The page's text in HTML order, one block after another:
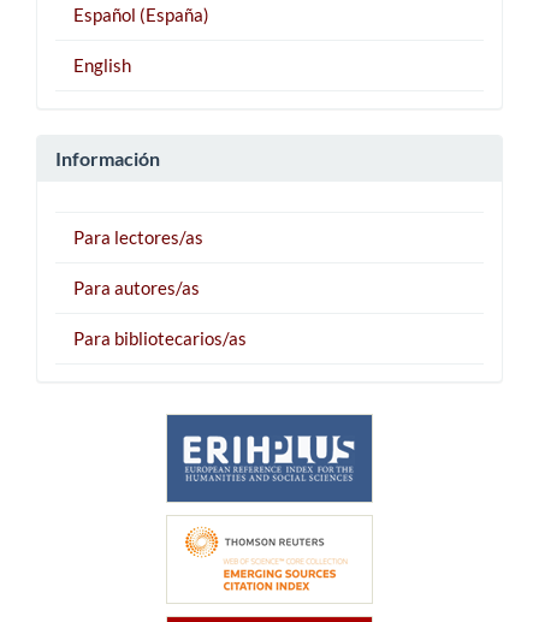
Español (España)
English
Información
Para lectores/as
Para autores/as
Para bibliotecarios/as